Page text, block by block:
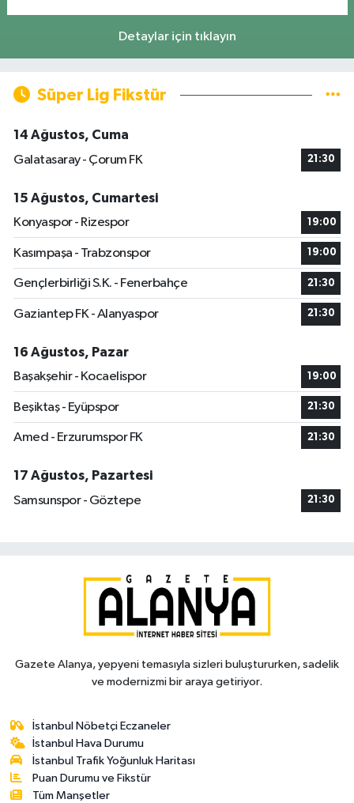
Detaylar için tıklayın
Süper Lig Fikstür
14 Ağustos, Cuma
Galatasaray - Çorum FK
21:30
15 Ağustos, Cumartesi
Konyaspor - Rizespor
19:00
Kasımpaşa - Trabzonspor 19:00
Gençlerbirliği S.K. - Fenerbahçe 21:30
Gaziantep FK - Alanyaspor 21:30
16 Ağustos, Pazar
Başakşehir - Kocaelispor
19:00
Beşiktaş - Eyüpspor 21:30
Amed - Erzurumspor FK 21:30
17 Ağustos, Pazartesi
Samsunspor - Göztepe
21:30
Gazete Alanya, yepyeni temasıyla sizleri buluştururken, sadelik
ve modernizmi bir araya getiriyor.
İstanbul Nöbetçi Eczaneler
İstanbul Hava Durumu
İstanbul Trafik Yoğunluk Haritası
Puan Durumu ve Fikstür
Tüm Manşetler